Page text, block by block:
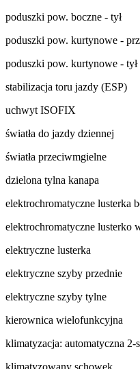
poduszki pow. boczne - tył
poduszki pow. kurtynowe -
poduszki pow. kurtynowe - tył
stabilizacja toru jazdy (ESP)
uchwyt ISOFIX
światła do jazdy dziennej
światła przeciwmgielne
dzielona tylna kanapa
elektrochromatyczne lusterka
elektrochromatyczne lusterko
elektryczne lusterka
elektryczne szyby przednie
elektryczne szyby tylne
kierownica wielofunkcyjna
klimatyzacja: automatyczna 2-
klimatyzowany schowek